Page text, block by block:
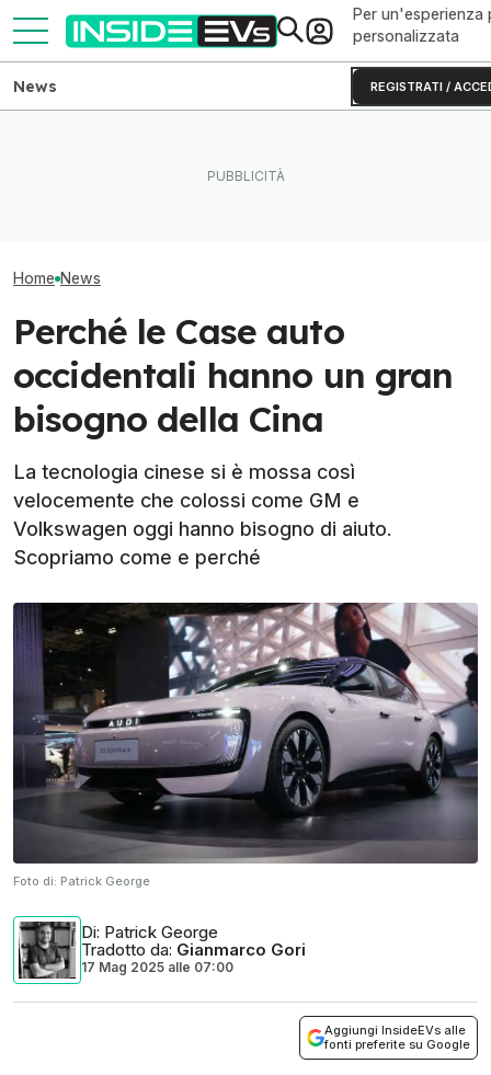
Per un'esperienza
personalizzata
REGISTRATI /
News
Home News
Perché le Case auto
occidentali hanno un gran
bisogno della Cina
La tecnologia cinese si è mossa così
velocemente che colossi come GM e
Volkswagen oggi hanno bisogno di aiuto.
Scopriamo come e perché
Foto di: Patrick George
Di: Patrick George
Tradotto da: Gianmarco Gori
17 Mag 2025 alle 07:00
Aggiungi InsideEVs alle
fonti preferite su Google